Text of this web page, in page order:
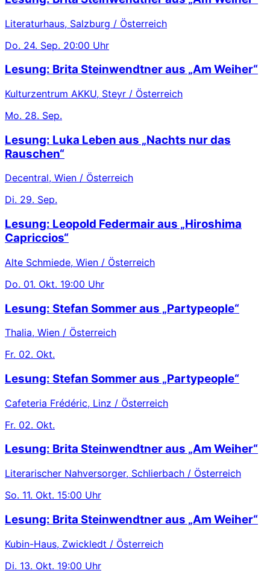
Literaturhaus, Salzburg / Österreich
Do. 24. Sep. 20:00 Uhr
Lesung: Brita Steinwendtner aus „Am Weiher“
Kulturzentrum AKKU, Steyr / Österreich
Mo. 28. Sep.
Lesung: Luka Leben aus „Nachts nur das
Rauschen“
Decentral, Wien / Österreich
Di. 29. Sep.
Lesung: Leopold Federmair aus „Hiroshima
Capriccios“
Alte Schmiede, Wien / Österreich
Do. 01. Okt. 19:00 Uhr
Lesung: Stefan Sommer aus „Partypeople“
Thalia, Wien / Österreich
Fr. 02. Okt.
Lesung: Stefan Sommer aus „Partypeople“
Cafeteria Frédéric, Linz / Österreich
Fr. 02. Okt.
Lesung: Brita Steinwendtner aus „Am Weiher“
Literarischer Nahversorger, Schlierbach / Österreich
So. 11. Okt. 15:00 Uhr
Lesung: Brita Steinwendtner aus „Am Weiher“
Kubin-Haus, Zwickledt / Österreich
Di. 13. Okt. 19:00 Uhr